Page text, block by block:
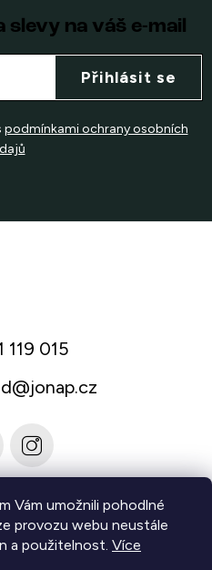
Vám umožnili pohodlné
provozu webu neustále
a použitelnost. Více
na váš e-mail
podmínkami ochrany osobních
Přihlásit se
119 015
@jonap.cz